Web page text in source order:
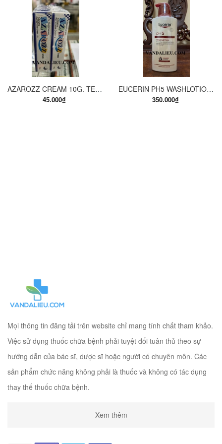
AZAROZZ CREAM 10G. TERBINAFINE 1%. THUỐC TRỊ NẤM DA CHÂN, NẤM DA ĐÙI, NẤM DA THÂN, LANG BEN...
45.000₫
EUCERIN PH5 WASHLOTION 400ML. SỮA TẮM DẠNG GEL CHO DA NHẠY CẢM.
350.000₫
Mọi thông tin đăng tải trên website chỉ mang tính chất tham khảo.
Việc sử dụng thuốc chữa bệnh phải tuyệt đối tuân thủ theo sự
hướng dẫn của bác sĩ, dược sĩ hoặc người có chuyên môn. Các
sản phẩm chức năng không phải là thuốc và không có tác dụng
thay thế thuốc chữa bệnh.
Xem thêm